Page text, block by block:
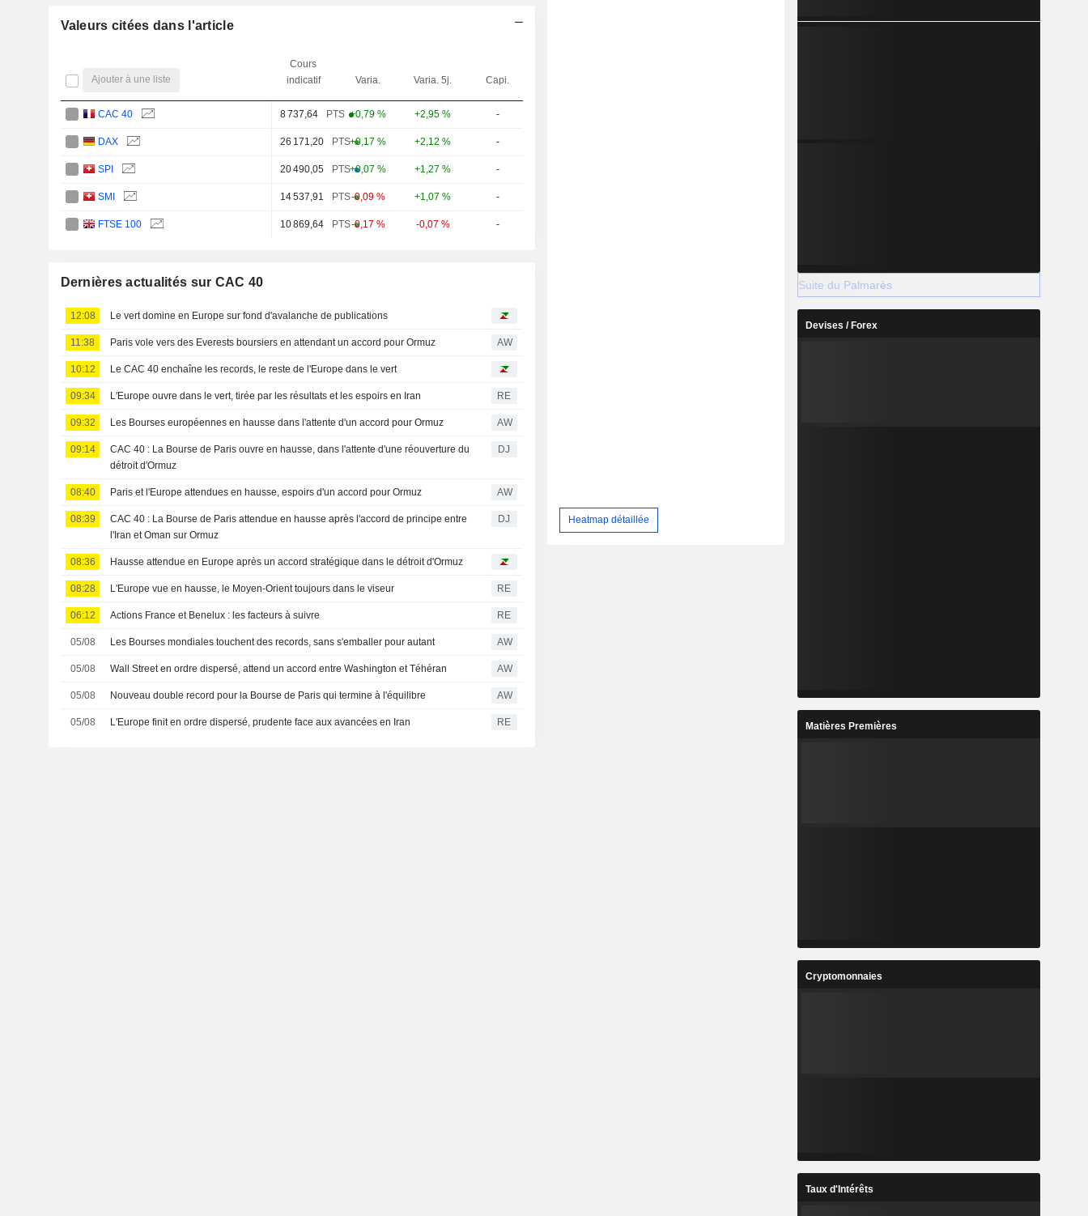
Valeurs citées dans l'article
Ajouter à une liste
Cours
indicatif
Varia. Varia. 5j. Capi.
CAC 40 8 737,64 PTS +0,79 % +2,95 % -
DAX 26 171,20 PTS+0,17 % +2,12 % -
SPI 20 490,05 PTS+0,07 % +1,27 % -
SMI 14 537,91 PTS-0,09 % +1,07 % -
FTSE 100 10 869,64 PTS-0,17 % -0,07 % -
Dernières actualités sur CAC 40
12:08 Le vert domine en Europe sur fond d'avalanche de publications
11:38 Paris vole vers des Everests boursiers en attendant un accord pour Ormuz AW
10:12 Le CAC 40 enchaîne les records, le reste de l'Europe dans le vert
09:34 L'Europe ouvre dans le vert, tirée par les résultats et les espoirs en Iran RE
09:32 Les Bourses européennes en hausse dans l'attente d'un accord pour Ormuz AW
09:14
CAC 40 : La Bourse de Paris ouvre en hausse, dans l'attente d'une réouverture du
détroit d'Ormuz
DJ
08:40 Paris et l'Europe attendues en hausse, espoirs d'un accord pour Ormuz AW
08:39
CAC 40 : La Bourse de Paris attendue en hausse après l'accord de principe entre
l'Iran et Oman sur Ormuz
DJ
08:36 Hausse attendue en Europe après un accord stratégique dans le détroit d'Ormuz
08:28 L'Europe vue en hausse, le Moyen-Orient toujours dans le viseur RE
06:12 Actions France et Benelux : les facteurs à suivre RE
05/08 Les Bourses mondiales touchent des records, sans s'emballer pour autant AW
05/08 Wall Street en ordre dispersé, attend un accord entre Washington et Téhéran AW
05/08 Nouveau double record pour la Bourse de Paris qui termine à l'équilibre AW
05/08 L'Europe finit en ordre dispersé, prudente face aux avancées en Iran RE
Heatmap détaillée
Suite du Palmarès
Devises / Forex
Matières Premières
Cryptomonnaies
Taux d'Intérêts